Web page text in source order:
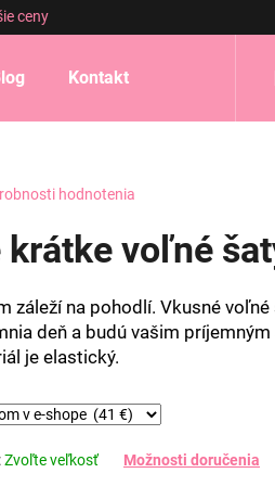
ceny
Kontakt
hodnotenia
krátke voľné
záleží na pohodlí. Vkusné
deň a budú vašim
je elastický.
Zvoľte veľkosť Možnosti doručenia